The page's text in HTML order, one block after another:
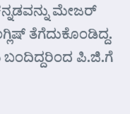
ಮೇಜರ್
ತೆಗೆದುಕೊಂಡಿದ್ದ.
ಪಿ.ಜಿ.ಗೆ